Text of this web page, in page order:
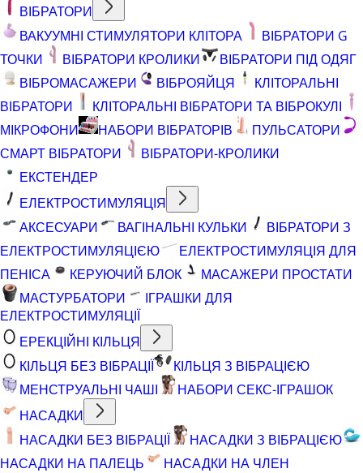
ВІБРАТОРИ
ВАКУУМНІ СТИМУЛЯТОРИ КЛІТОРА
ВІБРАТОРИ G
ТОЧКИ
ВІБРАТОРИ КРОЛИКИ
ВІБРАТОРИ ПІД ОДЯГ
ВІБРОМАСАЖЕРИ
ВІБРОЯЙЦЯ
КЛІТОРАЛЬНІ
ВІБРАТОРИ
КЛІТОРАЛЬНІ ВІБРАТОРИ ТА ВІБРОКУЛІ
МІКРОФОНИ
НАБОРИ ВІБРАТОРІВ
ПУЛЬСАТОРИ
СМАРТ ВІБРАТОРИ
ВІБРАТОРИ-КРОЛИКИ
ЕКСТЕНДЕР
ЕЛЕКТРОСТИМУЛЯЦІЯ
АКСЕСУАРИ
ВАГІНАЛЬНІ КУЛЬКИ
ВІБРАТОРИ З
ЕЛЕКТРОСТИМУЛЯЦІЄЮ
ЕЛЕКТРОСТИМУЛЯЦІЯ ДЛЯ
ПЕНІСА
КЕРУЮЧИЙ БЛОК
МАСАЖЕРИ ПРОСТАТИ
МАСТУРБАТОРИ
ІГРАШКИ ДЛЯ
ЕЛЕКТРОСТИМУЛЯЦІЇ
ЕРЕКЦІЙНІ КІЛЬЦЯ
КІЛЬЦЯ БЕЗ ВІБРАЦІЇ
КІЛЬЦЯ З ВІБРАЦІЄЮ
МЕНСТРУАЛЬНІ ЧАШІ
НАБОРИ СЕКС-ІГРАШОК
НАСАДКИ
НАСАДКИ БЕЗ ВІБРАЦІЇ
НАСАДКИ З ВІБРАЦІЄЮ
НАСАДКИ НА ПАЛЕЦЬ
НАСАДКИ НА ЧЛЕН